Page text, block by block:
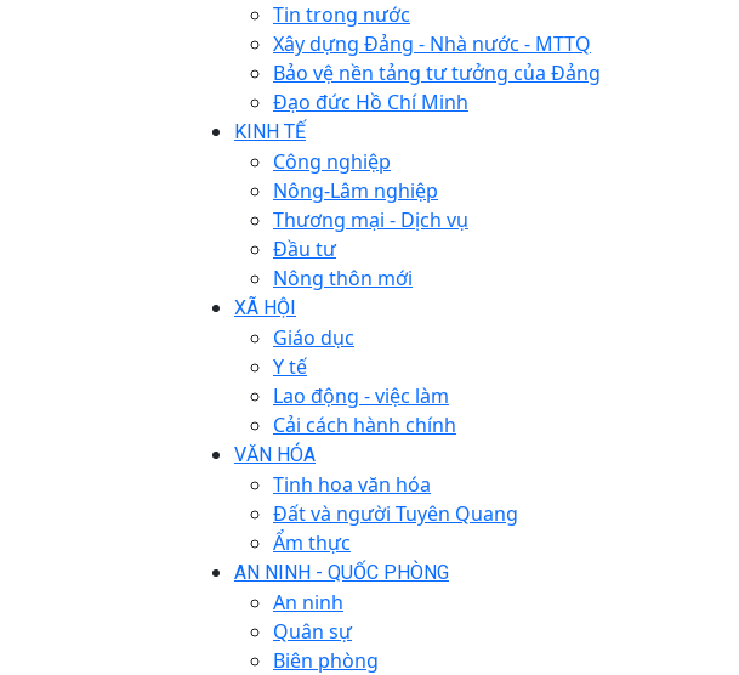
Tin trong nước
Xây dựng Đảng - Nhà nước - MTTQ
Bảo vệ nền tảng tư tưởng của Đảng
Đạo đức Hồ Chí Minh
KINH TẾ
Công nghiệp
Nông-Lâm nghiệp
Thương mại - Dịch vụ
Đầu tư
Nông thôn mới
XÃ HỘI
Giáo dục
Y tế
Lao động - việc làm
Cải cách hành chính
VĂN HÓA
Tinh hoa văn hóa
Đất và người Tuyên Quang
Ẩm thực
AN NINH - QUỐC PHÒNG
An ninh
Quân sự
Biên phòng